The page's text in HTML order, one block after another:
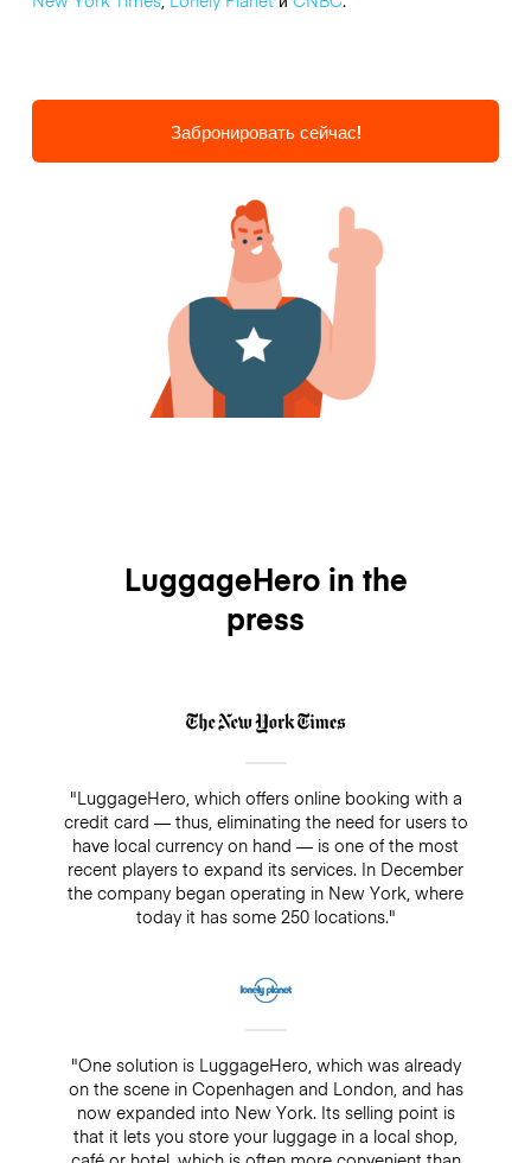
Забронировать сейчас!
LuggageHero in the
press
"LuggageHero, which offers online booking with a
credit card — thus, eliminating the need for users to
have local currency on hand — is one of the most
recent players to expand its services. In December
the company began operating in New York, where
today it has some 250 locations."
"One solution is LuggageHero, which was already
on the scene in Copenhagen and London, and has
now expanded into New York. Its selling point is
that it lets you store your luggage in a local shop,